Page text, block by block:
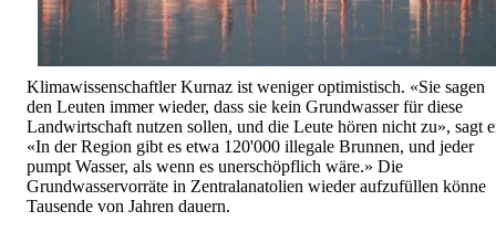
Klimawissenschaftler Kurnaz ist weniger optimistisch. «Sie sagen
den Leuten immer wieder, dass sie kein Grundwasser für diese
Landwirtschaft nutzen sollen, und die Leute hören nicht zu», sagt
«In der Region gibt es etwa 120'000 illegale Brunnen, und jeder
pumpt Wasser, als wenn es unerschöpflich wäre.» Die
Grundwasservorräte in Zentralanatolien wieder aufzufüllen könne
Tausende von Jahren dauern.